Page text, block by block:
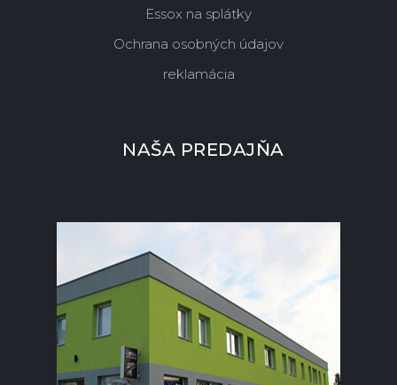
Essox na splátky
Ochrana osobných údajov
reklamácia
NAŠA PREDAJŇA